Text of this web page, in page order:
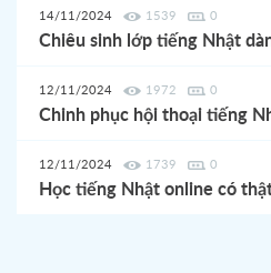
14/11/2024 1539 0
12/11/2024 1972 0
12/11/2024 1739 0